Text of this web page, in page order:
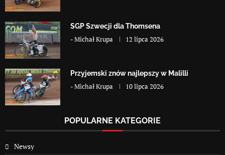
SGP Szwecji dla Thomsena
-Michał Krupa 12 lipca 2026
Przyjemski znów najlepszy w Malilli
-Michał Krupa 10 lipca 2026
POPULARNE KATEGORIE
Newsy